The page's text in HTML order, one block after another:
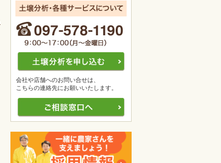
会社や店舗へのお問い合せは、
こちらの連絡先にお願いいたします。